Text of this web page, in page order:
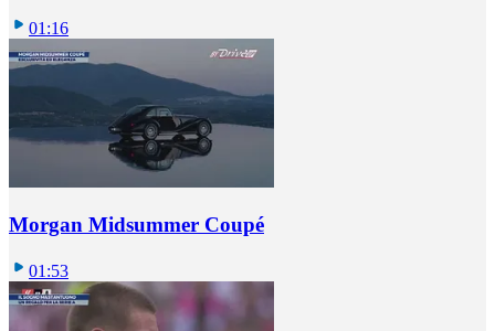
01:16
Morgan Midsummer Coupé
01:53